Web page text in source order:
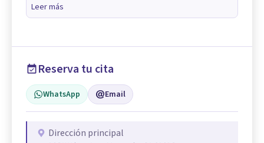
Leer más
Reserva tu cita
WhatsApp Email
Dirección principal